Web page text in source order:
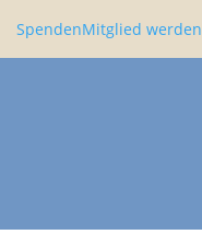
SpendenMitglied werden